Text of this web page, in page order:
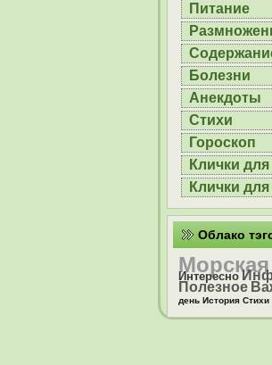
Питание
Болезни
Анекдоты
Стихи
Гороскоп
Клички
Клички
Облако
Интересно
Полезное
день История Стихи